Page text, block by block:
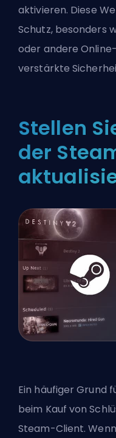
aktivieren. Diese
Schutz, besonders
oder andere
verstärkte
Stellen
der
Ein häufiger Grund
beim Kauf von
Steam-Client.